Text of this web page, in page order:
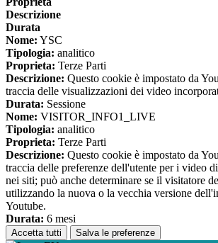
Descrizione
Durata
Nome: YSC
Tipologia: analitico
Proprieta: Terze Parti
Descrizione: Questo cookie è impostato da
traccia delle visualizzazioni dei video
Durata: Sessione
Nome: VISITOR_INFO1_LIVE
Tipologia: analitico
Proprieta: Terze Parti
Descrizione: Questo cookie è impostato da
traccia delle preferenze dell'utente per i video
nei siti; può anche determinare se il visitatore
utilizzando la nuova o la vecchia versione
Youtube.
Durata: 6 mesi
Accetta tutti Salva le preferenze